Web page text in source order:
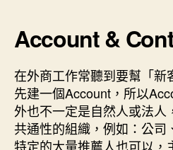
Account &
在外商工作常聽到要幫「新
先建一個Account，所以
外也不一定是自然人或法人
共通性的組織，例如：公司
特定的大量推薦人也可以，